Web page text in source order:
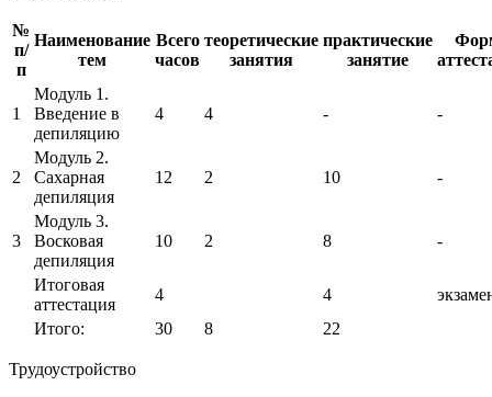
№
п/
п
Наименование
тем
Всего
часов
теоретические
занятия
практические
занятие
1
Модуль 1.
Введение в
депиляцию
4 4 - -
2
Модуль 2.
Сахарная
депиляция
12 2 10 -
3
Модуль 3.
Восковая
депиляция
10 2 8 -
Итоговая
аттестация
4 4
Итого:
30 8 22
Трудоустройство